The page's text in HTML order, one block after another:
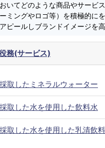
いてどのような商品やサービ
ミングやロゴ等）を積極的に
ピールしブランドイメージを
務(サービス)
取したミネラルウォーター
取した水を使用した飲料水
取した水を使用した乳清飲料